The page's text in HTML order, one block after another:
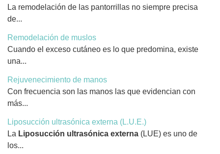
La remodelación de las pantorrillas no siempre precisa
de...
Remodelación de muslos
Cuando el exceso cutáneo es lo que predomina, existe
una...
Rejuvenecimiento de manos
Con frecuencia son las manos las que evidencian con
más...
Liposucción ultrasónica externa (L.U.E.)
La Liposucción ultrasónica externa (LUE) es uno de
los...